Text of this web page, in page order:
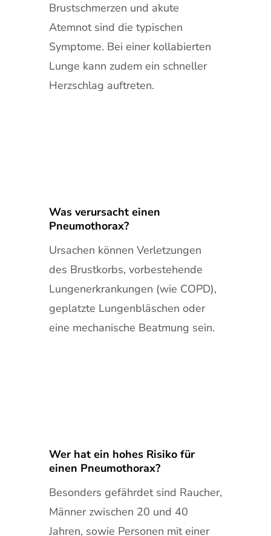
Brustschmerzen und akute
Atemnot sind die typischen
Symptome. Bei einer kollabierten
Lunge kann zudem ein schneller
Herzschlag auftreten.
Was verursacht einen
Pneumothorax?
Ursachen können Verletzungen
des Brustkorbs, vorbestehende
Lungenerkrankungen (wie COPD),
geplatzte Lungenbläschen oder
eine mechanische Beatmung sein.
Wer hat ein hohes Risiko für
einen Pneumothorax?
Besonders gefährdet sind Raucher,
Männer zwischen 20 und 40
Jahren, sowie Personen mit einer